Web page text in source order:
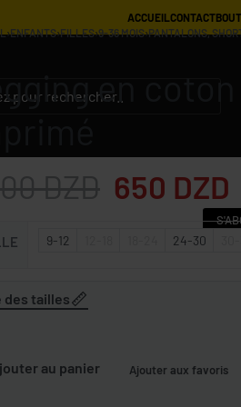
ACCUEILCONTACT
›ENFANTS›FILLES›9-36 MOIS›PANTALONS,
en
650 DZD
9-12 24-30
des tailles
au panier Ajouter aux favoris